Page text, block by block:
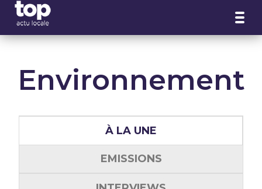
Environnement
À LA UNE
EMISSIONS
Panneau de gestion des cookies